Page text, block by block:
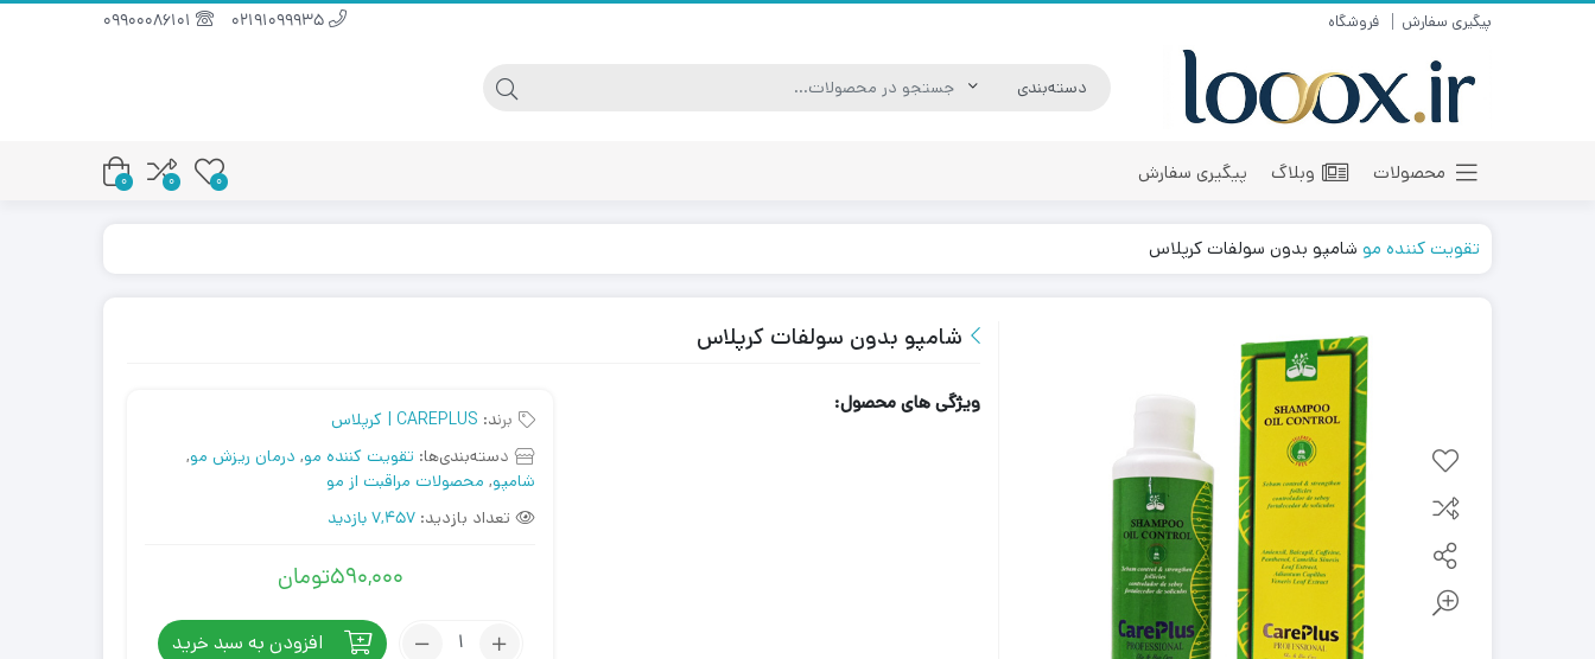
پیگیری سفارش فروشگاه
محصولات وبلاگ پیگیری سفارش 0
0
0
تقویت کننده مو شامپو بدون سولفات کرپلاس
شامپو بدون سولفات کرپلاس
ویژگی های محصول:
برند: CAREPLUS | کرپلاس
دسته‌بندی‌ها: تقویت کننده مو, درمان ریزش مو,
شامپو, محصولات مراقبت از مو
تعداد بازدید: 7,457 بازدید
590,000تومان
تعداد:
افزودن به سبد خرید